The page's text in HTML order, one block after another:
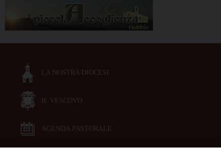
LA NOSTRA DIOCESI
IL VESCOVO
AGENDA PASTORALE